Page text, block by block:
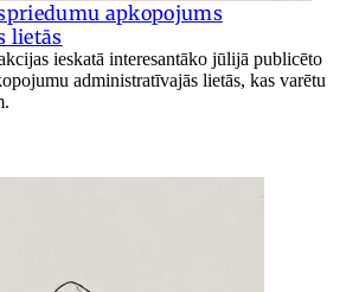
apkopojums
lietās
ieskatā interesantāko jūlijā publicēto
administratīvajās lietās, kas varētu